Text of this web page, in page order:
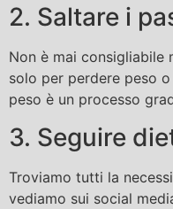
2. Saltare i
Non è mai
solo per perdere peso
peso è un processo
3. Seguire
Troviamo tutti la
vediamo sui social